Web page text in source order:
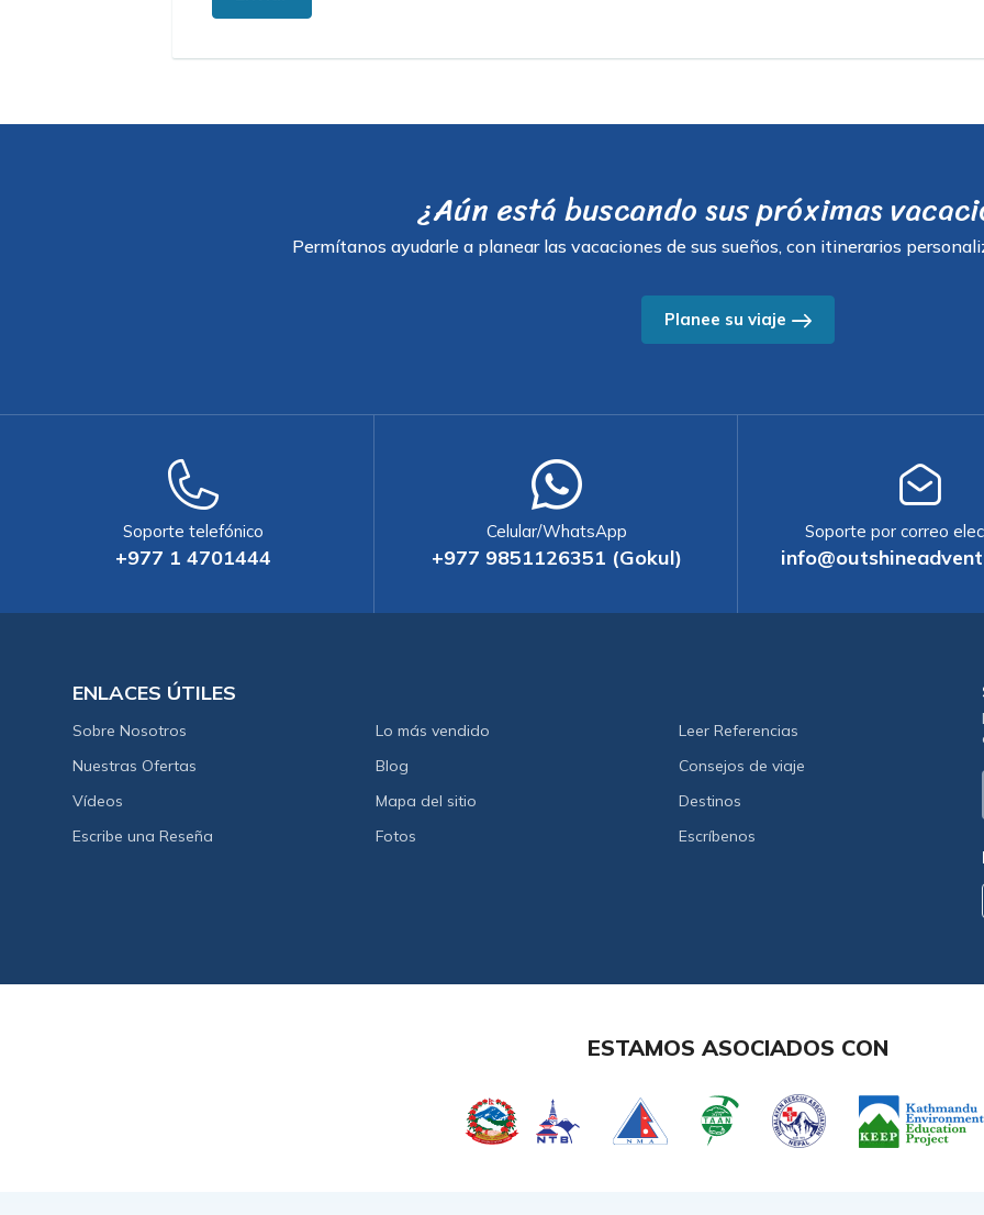
¿Aún está buscando sus próximas
Permítanos ayudarle a planear las vacaciones de sus sueños, con itinerarios
Planee su viaje
Soporte telefónico
+977 1 4701444
Celular/WhatsApp
+977 9851126351 (Gokul)
Soporte por correo
ENLACES ÚTILES
Sobre Nosotros Lo más vendido
Leer Referencias
Nuestras Ofertas
Blog
Consejos de viaje
Vídeos
Mapa del sitio
Destinos
Escribe una Reseña
Fotos Escríbenos
ESTAMOS ASOCIADOS CON